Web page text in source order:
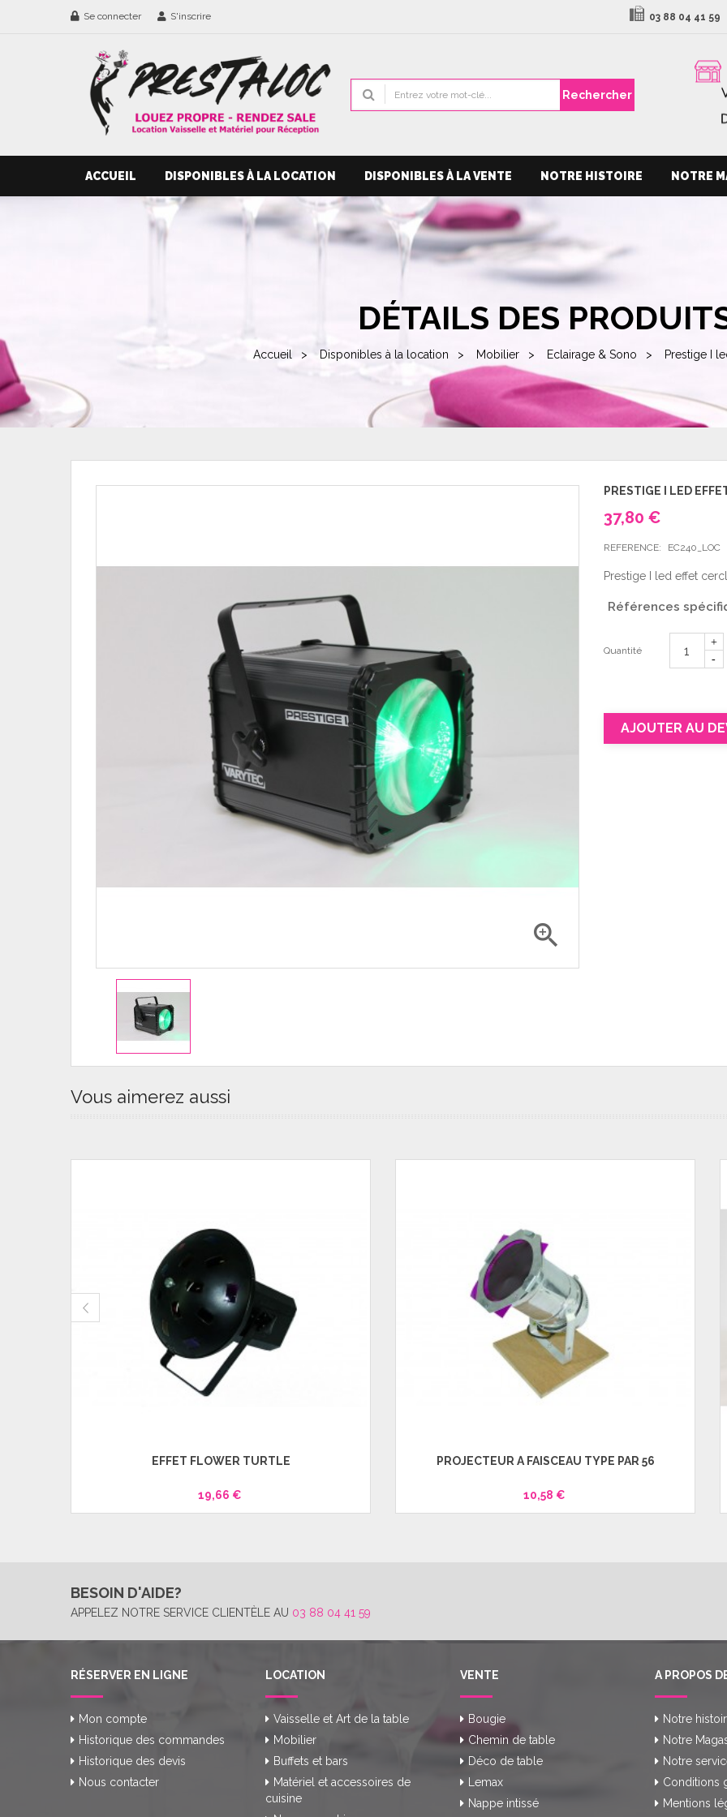
Se connecter S'inscrire 03 88 04 41 59
Rechercher
ACCUEIL DISPONIBLES À LA LOCATION DISPONIBLES À LA VENTE NOTRE HISTOIRE NOTRE
DÉTAILS DES
Accueil Disponibles à la location Mobilier Eclairage & Sono Prestige I

PRESTIGE I LED
37,80 €
REFERENCE: EC240_LOC
Prestige I led effet
Références
Quantité
AJOUTER AU
Vous aimerez aussi
EFFET FLOWER TURTLE
19,66 €
PROJECTEUR À FAISCEAU TYPE PAR 56
10,58 €
BESOIN D'AIDE?
APPELEZ NOTRE SERVICE CLIENTÈLE AU 03 88 04 41 59
RÉSERVER EN LIGNE
Mon compte
Historique des commandes
Historique des devis
Nous contacter
LOCATION
Vaisselle et Art de la table
Mobilier
Buffets et bars
Matériel et accessoires de
cuisine
VENTE
Bougie
Chemin de table
Déco de table
Lemax
Nappe intissé
A PROPOS
Notre
Notre
Notre
Conditions
Mentions